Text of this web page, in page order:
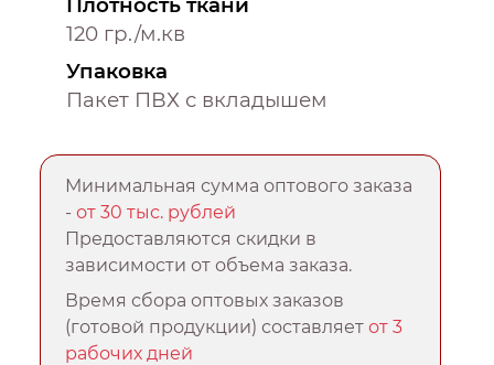
120 гр./м.кв
Упаковка
Пакет ПВХ с вкладышем
Минимальная сумма оптового заказа
-от 30 тыс. рублей
Предоставляются скидки в
зависимости от объема заказа.
Время сбора оптовых заказов
(готовой продукции) составляетот 3
рабочих дней